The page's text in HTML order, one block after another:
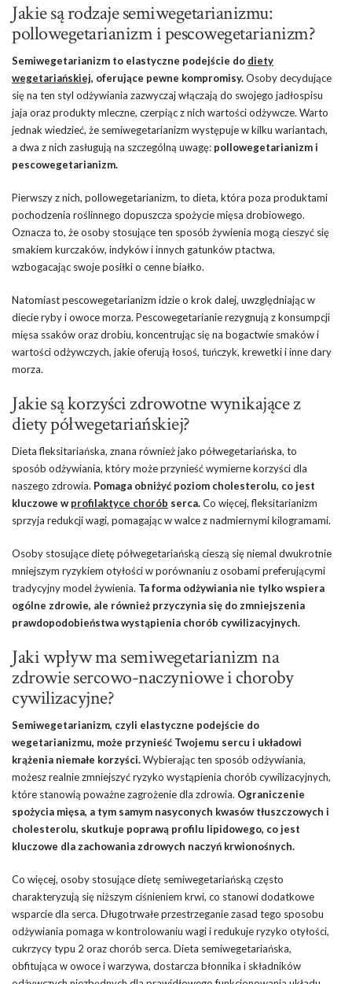
Jakie są rodzaje semiwegetarianizmu:
pollowegetarianizm i pescowegetarianizm?
Semiwegetarianizm to elastyczne podejście do diety
wegetariańskiej, oferujące pewne kompromisy.Osoby decydujące
się na ten styl odżywiania zazwyczaj włączają do swojego jadłospisu
jaja oraz produkty mleczne, czerpiąc z nich wartości odżywcze. Warto
jednak wiedzieć, że semiwegetarianizm występuje w kilku wariantach,
a dwa z nich zasługują na szczególną uwagę: pollowegetarianizm i
pescowegetarianizm.
Pierwszy z nich, pollowegetarianizm, to dieta, która poza produktami
pochodzenia roślinnego dopuszcza spożycie mięsa drobiowego.
Oznacza to, że osoby stosujące ten sposób żywienia mogą cieszyć się
smakiem kurczaków, indyków i innych gatunków ptactwa,
wzbogacając swoje posiłki o cenne białko.
Natomiast pescowegetarianizm idzie o krok dalej, uwzględniając w
diecie ryby i owoce morza. Pescowegetarianie rezygnują z konsumpcji
mięsa ssaków oraz drobiu, koncentrując się na bogactwie smaków i
wartości odżywczych, jakie oferują łosoś, tuńczyk, krewetki i inne dary
morza.
Jakie są korzyści zdrowotne wynikające z
diety półwegetariańskiej?
Dieta fleksitariańska, znana również jako półwegetariańska, to
sposób odżywiania, który może przynieść wymierne korzyści dla
naszego zdrowia. Pomaga obniżyć poziom cholesterolu, co jest
kluczowe w profilaktyce chorób serca.Co więcej, fleksitarianizm
sprzyja redukcji wagi, pomagając w walce z nadmiernymi kilogramami.
Osoby stosujące dietę półwegetariańską cieszą się niemal dwukrotnie
mniejszym ryzykiem otyłości w porównaniu z osobami preferującymi
tradycyjny model żywienia. Ta forma odżywiania nie tylko wspiera
ogólne zdrowie, ale również przyczynia się do zmniejszenia
prawdopodobieństwa wystąpienia chorób cywilizacyjnych.
Jaki wpływ ma semiwegetarianizm na
zdrowie sercowo-naczyniowe i choroby
cywilizacyjne?
Semiwegetarianizm, czyli elastyczne podejście do
wegetarianizmu, może przynieść Twojemu sercu i układowi
krążenia niemałe korzyści.Wybierając ten sposób odżywiania,
możesz realnie zmniejszyć ryzyko wystąpienia chorób cywilizacyjnych,
które stanowią poważne zagrożenie dla zdrowia. Ograniczenie
spożycia mięsa, a tym samym nasyconych kwasów tłuszczowych i
cholesterolu, skutkuje poprawą profilu lipidowego, co jest
kluczowe dla zachowania zdrowych naczyń krwionośnych.
Co więcej, osoby stosujące dietę semiwegetariańską często
charakteryzują się niższym ciśnieniem krwi, co stanowi dodatkowe
wsparcie dla serca. Długotrwałe przestrzeganie zasad tego sposobu
odżywiania pomaga w kontrolowaniu wagi i redukuje ryzyko otyłości,
cukrzycy typu 2 oraz chorób serca. Dieta semiwegetariańska,
obfitująca w owoce i warzywa, dostarcza błonnika i składników